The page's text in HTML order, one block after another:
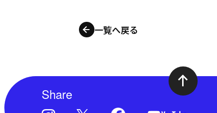
一覧へ戻る
Share